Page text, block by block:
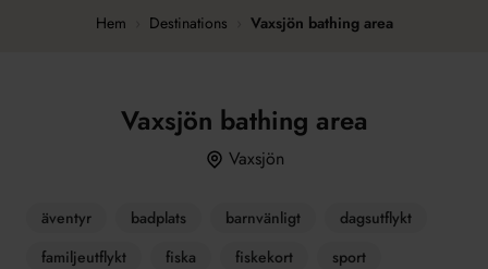
Hem Destinations Vaxsjön bathing area
Vaxsjön bathing area
Vaxsjön
äventyr badplats barnvänligt
dagsutflykt
familjeutflykt
fiska fiskekort
sport